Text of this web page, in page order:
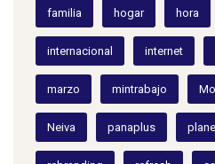
familia hogar hora
internacional internet
marzo mintrabajo
Neiva panaplus